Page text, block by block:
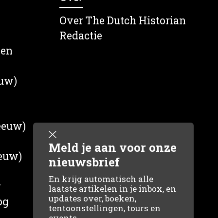
Meld je aan voor onze
nieuwsbrief
En krijg automatisch alle
laatste artikelen in je inbox, en
updates over, boeken,
tentoonstellingen, tours en
Over The Dutch Historian
Redactie